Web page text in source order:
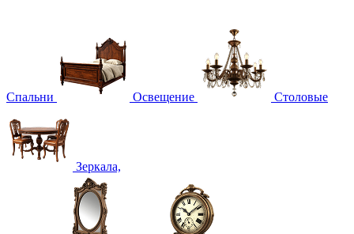
Спальни Освещение Столовые
Зеркала,